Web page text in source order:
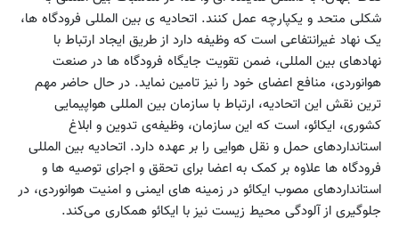
شکلی متحد و یکپارچه عمل کنند. اتحادیه ی بین المللی فرودگاه ها،
یک نهاد غیرانتفاعی است که وظیفه دارد از طریق ایجاد ارتباط با
نهادهای بین المللی، ضمن تقویت جایگاه فرودگاه ها در صنعت
هوانوردی، منافع اعضای خود را نیز تامین نماید. در حال حاضر مهم
ترین نقش این اتحادیه، ارتباط با سازمان بین المللی هواپیمایی
کشوری، ایکائو، است که این سازمان، وظیفه‌ی تدوین و ابلاغ
استانداردهای حمل و نقل هوایی را بر عهده دارد. اتحادیه بین المللی
فرودگاه ها علاوه بر کمک به اعضا برای تحقق و اجرای توصیه ها و
استانداردهای مصوب ایکائو در زمینه های ایمنی و امنیت هوانوردی، در
جلوگیری از آلودگی محیط زیست نیز با ایکائو همکاری می‌کند.